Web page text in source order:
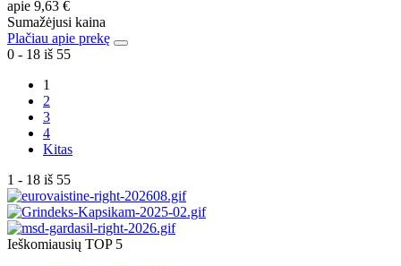
apie 9,63 €
Sumažėjusi kaina
Plačiau apie prekę
0 - 18 iš 55
1
2
3
4
Kitas
1 - 18 iš 55
Ieškomiausių TOP 5